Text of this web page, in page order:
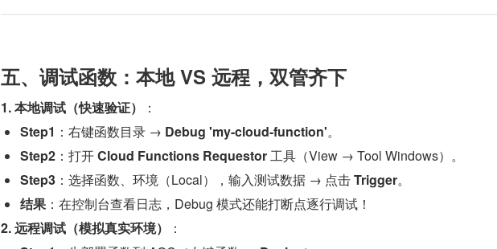
​​五、调试函数：本地 VS 远程，双管齐下​​
​1. 本地调试（快速验证）​
​：
​Step1​ ​：右键函数目录 → ​ ​Debug 'my-cloud-function'​​。
​Step2​ ​：打开 ​​Cloud Functions Requestor​​ 工具（View → Tool Windows）。
​Step3​ ​：选择函数、环境（Local），输入测试数据 → 点击 ​​Trigger​​。
​结果​ ​：在控制台查看日志，Debug 模式还能打断点逐行调试！
​2. 远程调试（模拟真实环境）​
​：